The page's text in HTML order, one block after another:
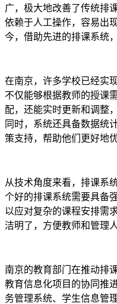
广，极大地改善了传统排
依赖于人工操作，容易出
今，借助先进的排课系统
在南京，许多学校已经实
不仅能够根据教师的授课
配，还能实时更新和调整
同时，系统还具备数据统
策支持，帮助他们更好地
从技术角度来看，排课系
个好的排课系统需要具备
以应对复杂的课程安排需
洁明了，方便教师和管理
南京的教育部门在推动排
教育信息化项目的协同推
务管理系统、学生信息管